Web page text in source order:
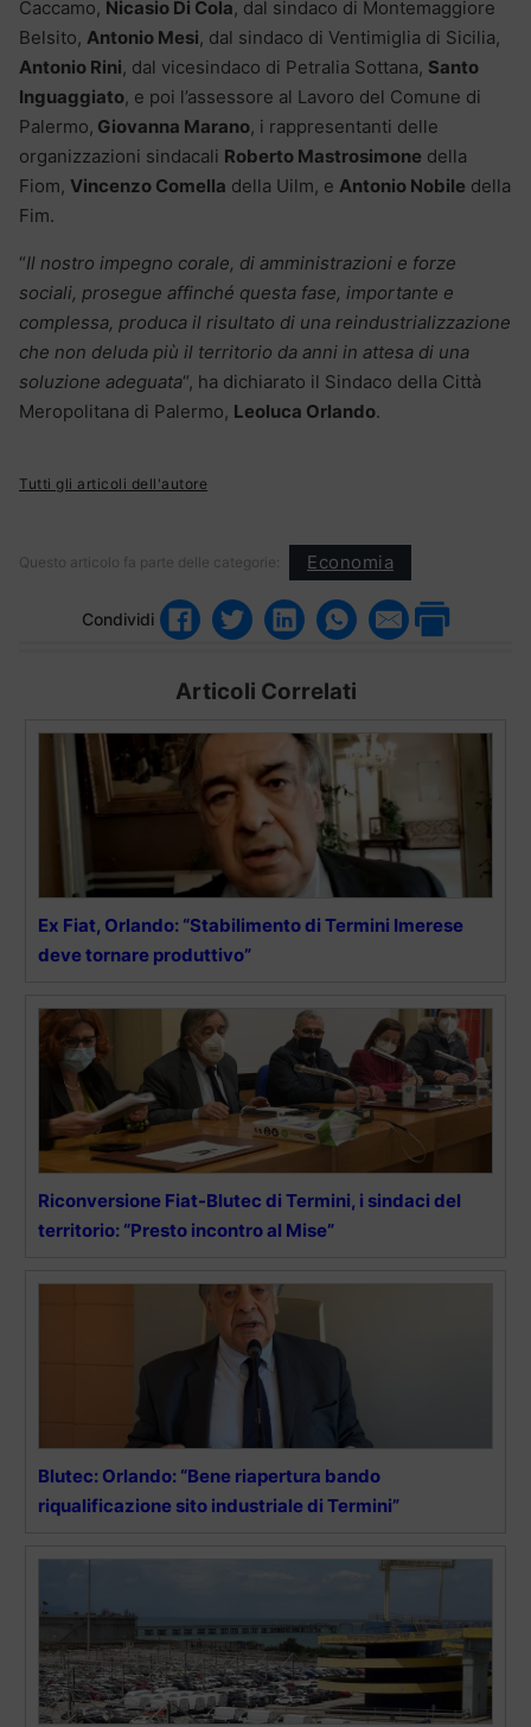
Caccamo, Nicasio Di Cola, dal sindaco di Montemaggiore
Belsito, Antonio Mesi, dal sindaco di Ventimiglia di Sicilia,
Antonio Rini, dal vicesindaco di Petralia Sottana, Santo
Inguaggiato, e poi l’assessore al Lavoro del Comune di
Palermo, Giovanna Marano, i rappresentanti delle
organizzazioni sindacali Roberto Mastrosimone della
Fiom, Vincenzo Comella della Uilm, e Antonio Nobile della
Fim.
“Il nostro impegno corale, di amministrazioni e forze
sociali, prosegue affinché questa fase, importante e
complessa, produca il risultato di una reindustrializzazione
che non deluda più il territorio da anni in attesa di una
soluzione adeguata“, ha dichiarato il Sindaco della Città
Meropolitana di Palermo, Leoluca Orlando.
Tutti gli articoli dell'autore
Questo articolo fa parte delle categorie: Economia
Condividi
Articoli Correlati
Ex Fiat, Orlando: “Stabilimento di Termini Imerese
deve tornare produttivo”
Riconversione Fiat-Blutec di Termini, i sindaci del
territorio: “Presto incontro al Mise”
Blutec: Orlando: “Bene riapertura bando
riqualificazione sito industriale di Termini”